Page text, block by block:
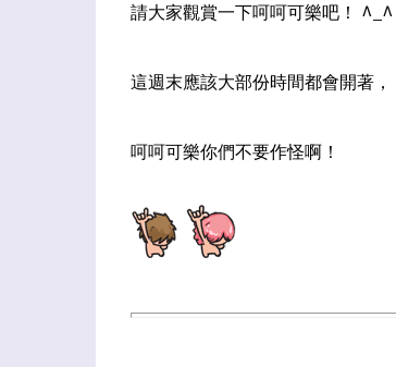
請大家觀賞一下呵呵可樂吧！ ^_^
這週末應該大部份時間都會開著，
呵呵可樂你們不要作怪啊！